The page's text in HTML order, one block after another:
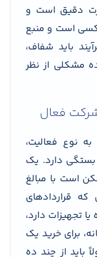
دقیق است و
کسی است و منبع
باید شفاف،
مشکلی از نظر
فعال
نوع فعالیت،
بستگی دارد. یک
است با مبالغ
که قراردادهای
تجهیزات دارد،
برای خرید یک
باید از چند ده